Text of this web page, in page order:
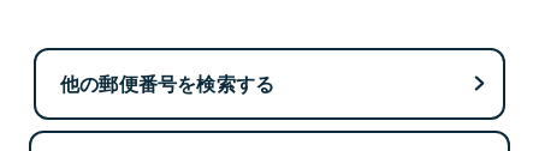
他の郵便番号を検索する